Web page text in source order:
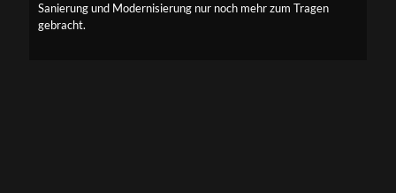
Sanierung und Modernisierung nur noch mehr zum Tragen
gebracht.